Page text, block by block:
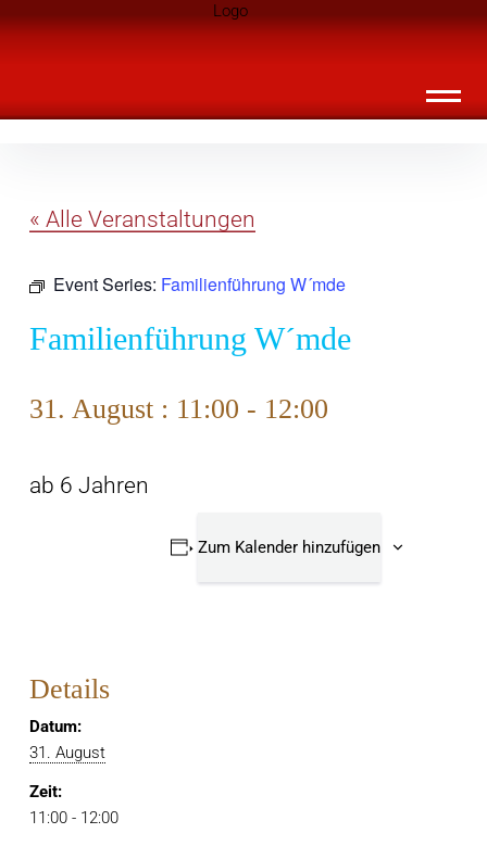
überspringen
Landknirpse – Die Zeitschrift für Leute
« Alle Veranstaltungen
Event Series: Familienführung W´mde
Familienführung W´mde
31. August : 11:00 - 12:00
ab 6 Jahren
Zum Kalender hinzufügen
Details
Datum:
31. August
Zeit:
11:00 - 12:00